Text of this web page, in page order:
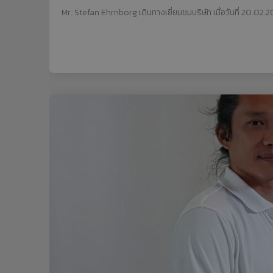
Mr. Stefan Ehrnborg เดินทางเยี่ยมชมบริษัท เมื่อวันที่